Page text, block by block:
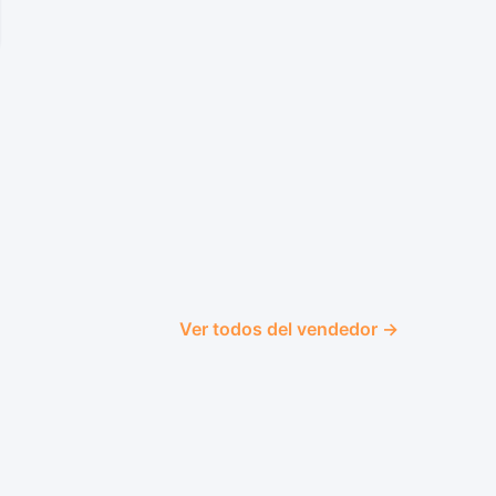
Ver todos del vendedor →